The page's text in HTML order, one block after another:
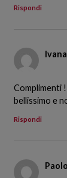
Rispondi
Ivana
Complimenti
bellissimo e
Rispondi
Paolo